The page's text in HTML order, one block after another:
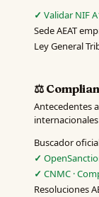
Validar NIF
Sede AEAT
Ley General
⚖️
Antecedentes
Buscador
CNMC ·
Resoluciones